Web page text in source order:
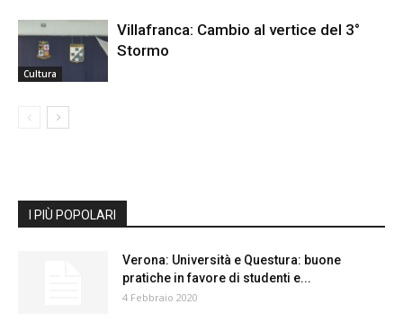
Cultura
Villafranca: Cambio al vertice del 3°
Stormo
I PIÙ POPOLARI
Verona: Università e Questura: buone
pratiche in favore di studenti e...
4 Febbraio 2020